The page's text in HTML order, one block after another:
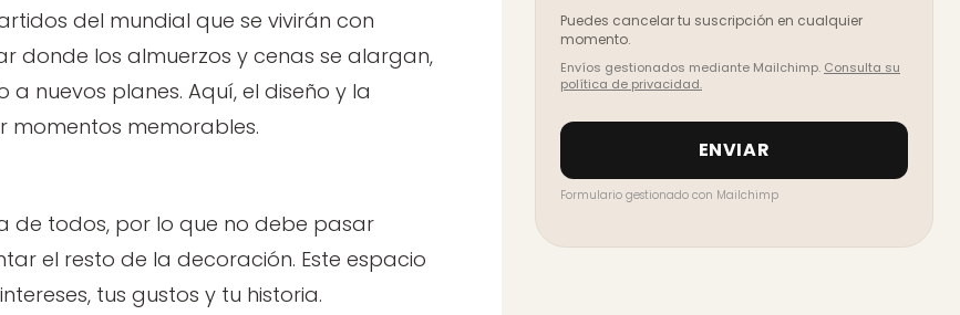
del mundial que se vivirán con
donde los almuerzos y cenas se alargan,
nuevos planes. Aquí, el diseño y la
memorables.
de todos, por lo que no debe pasar
el resto de la decoración. Este espacio
tus gustos y tu historia.
Puedes cancelar tu suscripción en cualquier
momento.
Envíos gestionados mediante Mailchimp. Consulta su
política de privacidad.
Formulario gestionado con Mailchimp